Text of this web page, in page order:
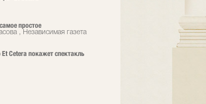
простое
, Независимая газета
Cetera покажет спектакль